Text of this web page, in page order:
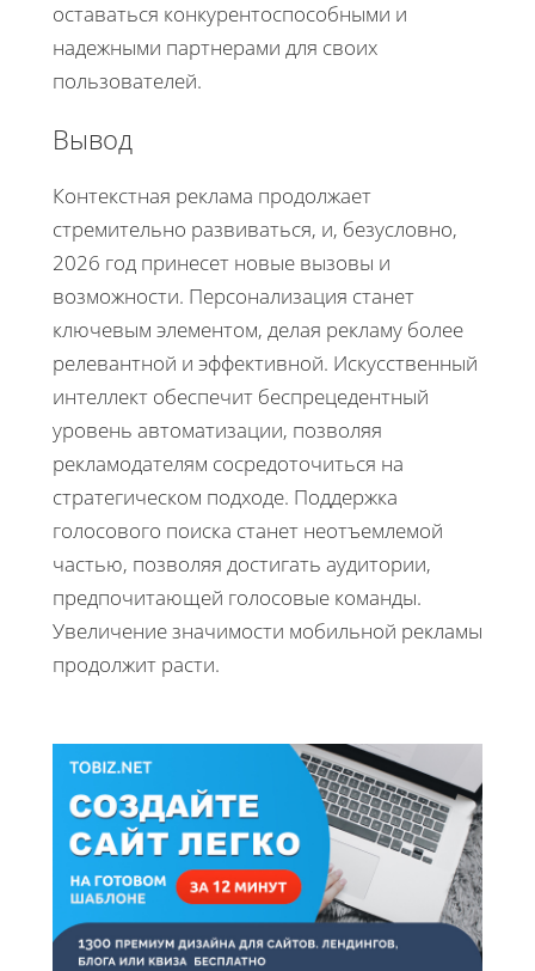
оставаться конкурентоспособными и
надежными партнерами для своих
пользователей.
Вывод
Контекстная реклама продолжает
стремительно развиваться, и, безусловно,
2026 год принесет новые вызовы и
возможности. Персонализация станет
ключевым элементом, делая рекламу более
релевантной и эффективной. Искусственный
интеллект обеспечит беспрецедентный
уровень автоматизации, позволяя
рекламодателям сосредоточиться на
стратегическом подходе. Поддержка
голосового поиска станет неотъемлемой
частью, позволяя достигать аудитории,
предпочитающей голосовые команды.
Увеличение значимости мобильной рекламы
продолжит расти.